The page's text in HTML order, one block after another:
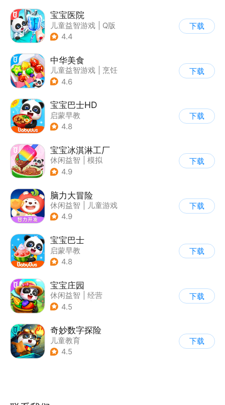
宝宝医院
儿童益智游戏
Q版
4.4
下载
中华美食
儿童益智游戏
烹饪
4.6
下载
宝宝巴士HD
启蒙早教
| 儿童益智游戏
4.8
下载
宝宝冰淇淋工厂
休闲益智
模拟
| 宝宝巴士
4.9
下载
脑力大冒险
休闲益智
儿童游戏
| 卡通
4.9
下载
宝宝巴士
启蒙早教
| 儿童益智游戏
4.8
下载
宝宝庄园
休闲益智
经营
| 田园生活
4.5
下载
奇妙数字探险
儿童教育
| 儿童益智游戏
4.5
下载